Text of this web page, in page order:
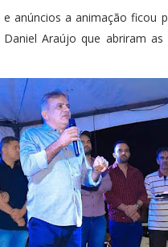
anúncios a animação ficou
Araújo que abriram as